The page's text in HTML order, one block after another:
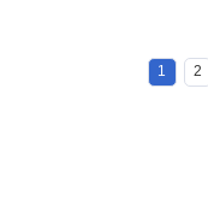
1 2